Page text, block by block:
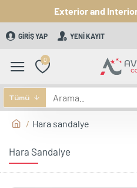
Exterior and
GIRIŞ YAP YENI KAYIT
0
Tümü
Hara sandalye
Hara Sandalye